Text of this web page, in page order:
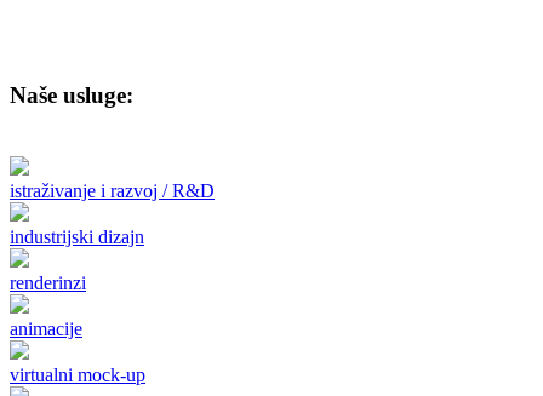
Naše usluge:
istraživanje i razvoj / R&D
industrijski dizajn
renderinzi
animacije
virtualni mock-up